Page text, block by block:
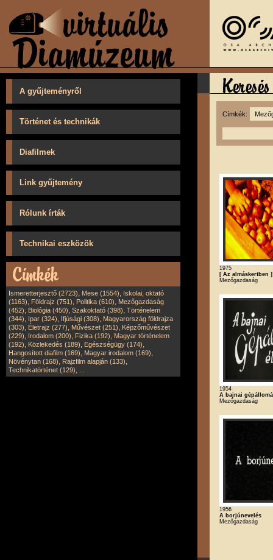
A gyűjteményről
Történet és technikák
Diafilmek
Link gyűjtemény
Rólunk írták
Technikai eszközök
Ismeretterjesztő (2723), Mese (1554), Iskolai, oktató
(1163), Földrajz (751), Politika (610), Mezőgazdaság
(452), Biológia (450), Szakoktató (398), Történelem
(344), Ipar (324), Ifjúsági (308), Magyarország földrajza
(303), Életrajz (277), Művészet (251), Képzőművészet
(229), Irodalom (200), Fizika (192), Magyar történelem
(192), Közlekedés (189), Egészségügy (174),
Hangosított diafilm (169), Magyar irodalom (169),
Növénytan (168), Rajzfilm alapján (133),
Technikatörténet (129),
Címkék:
1975
[ Az almáskertben ]
Mezőgazdaság
1954
A bajnai
Mezőgazdaság
1956
A borjúnevelés
Mezőgazdaság